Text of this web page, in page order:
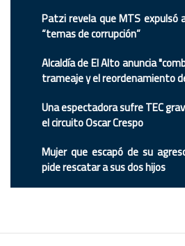
Patzi revela que MTS expulsó
“temas de corrupción”
Alcaldía de El Alto anuncia
trameaje y el reordenamiento
Una espectadora sufre TEC
el circuito Oscar Crespo
Mujer que escapó de su
pide rescatar a sus dos hijos